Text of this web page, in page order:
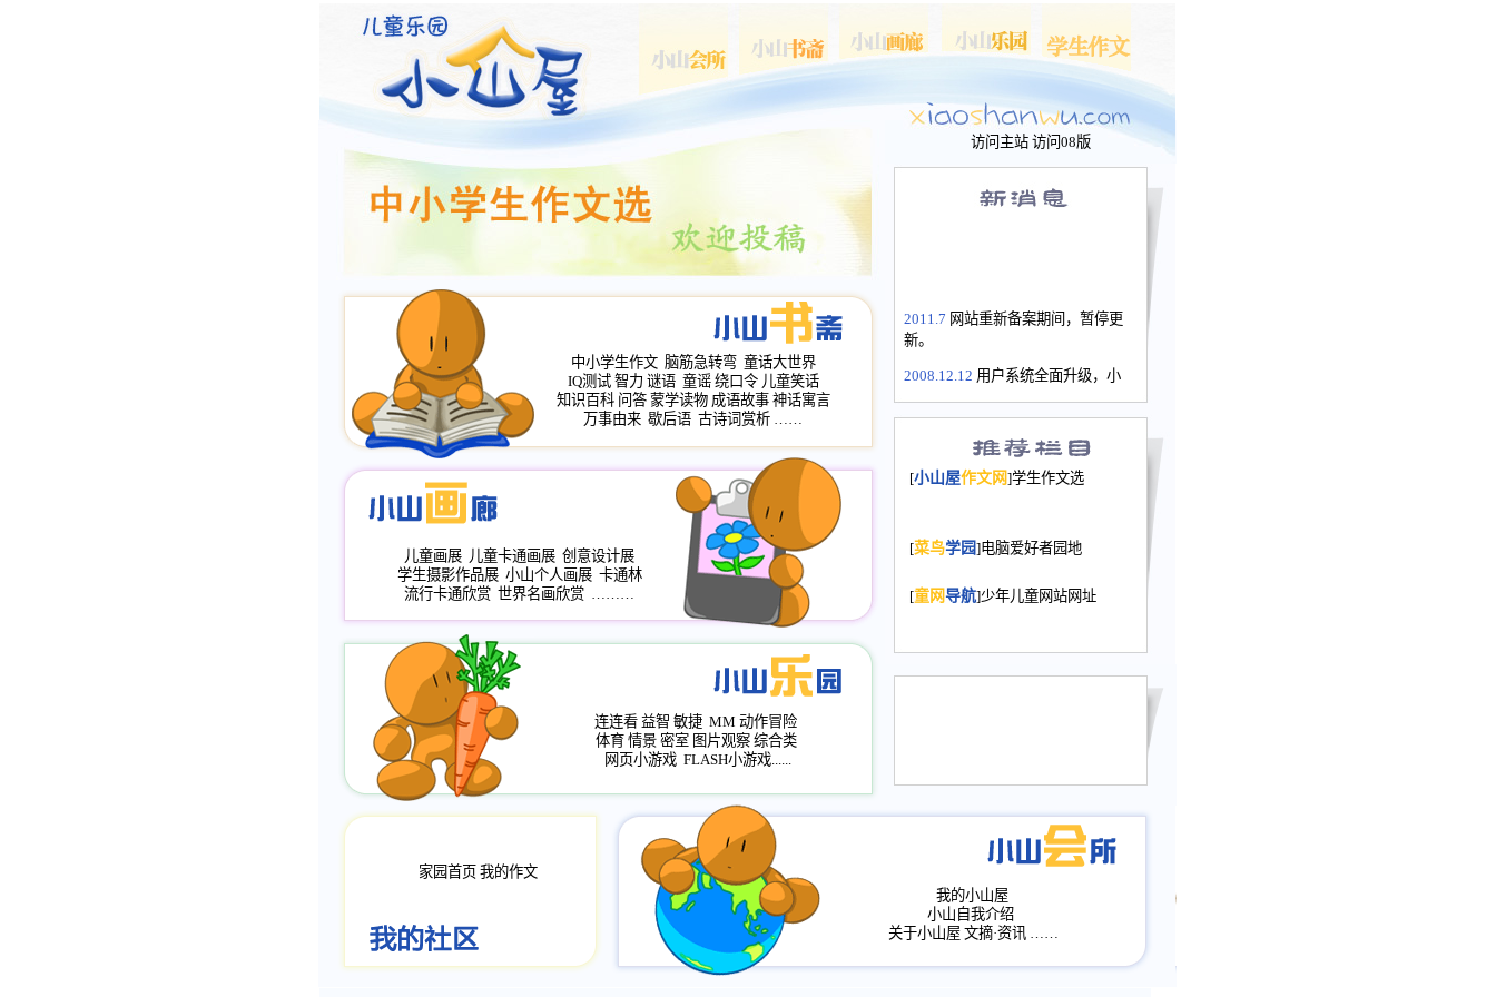
访问主站 访问08版
2011.7 网站重新备案期间，暂停更
新。
2008.12.12 用户系统全面升级，小
长会、家园网－个人空间，用户一
次注册全部通行。
2008.12.12家园网正式运行，域
年，2009版提前启用，小山屋全面
小山画廊均增加多个新栏目。。
评分、顶功能，作文宝典改版。
[小山屋作文网]学生作文选
[菜鸟学园]电脑爱好者园地
[童网导航]少年儿童网站网址
中小学生作文 脑筋急转弯 童话大世界
IQ测试 智力 谜语 童谣 绕口令 儿童笑话
知识百科 问答 蒙学读物 成语故事 神话寓言
万事由来 歇后语 古诗词赏析 ……
儿童画展 儿童卡通画展 创意设计展
学生摄影作品展 小山个人画展 卡通林
流行卡通欣赏 世界名画欣赏 ………
连连看 益智 敏捷 MM 动作冒险
体育 情景 密室 图片观察 综合类
网页小游戏 FLASH小游戏......
家园首页 我的作文
我的小山屋
小山自我介绍
关于小山屋 文摘·资讯 ……